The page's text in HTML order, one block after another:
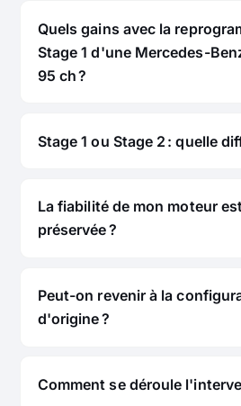
Quels gains avec la
Stage 1 d'une Mercedes-
95 ch ?
Stage 1 ou Stage 2 : quelle
La fiabilité de mon moteur
préservée ?
Peut-on revenir à la
d'origine ?
Comment se déroule